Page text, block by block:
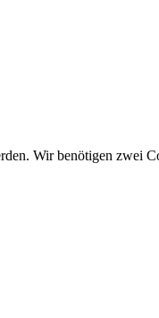
Wir benötigen zwei